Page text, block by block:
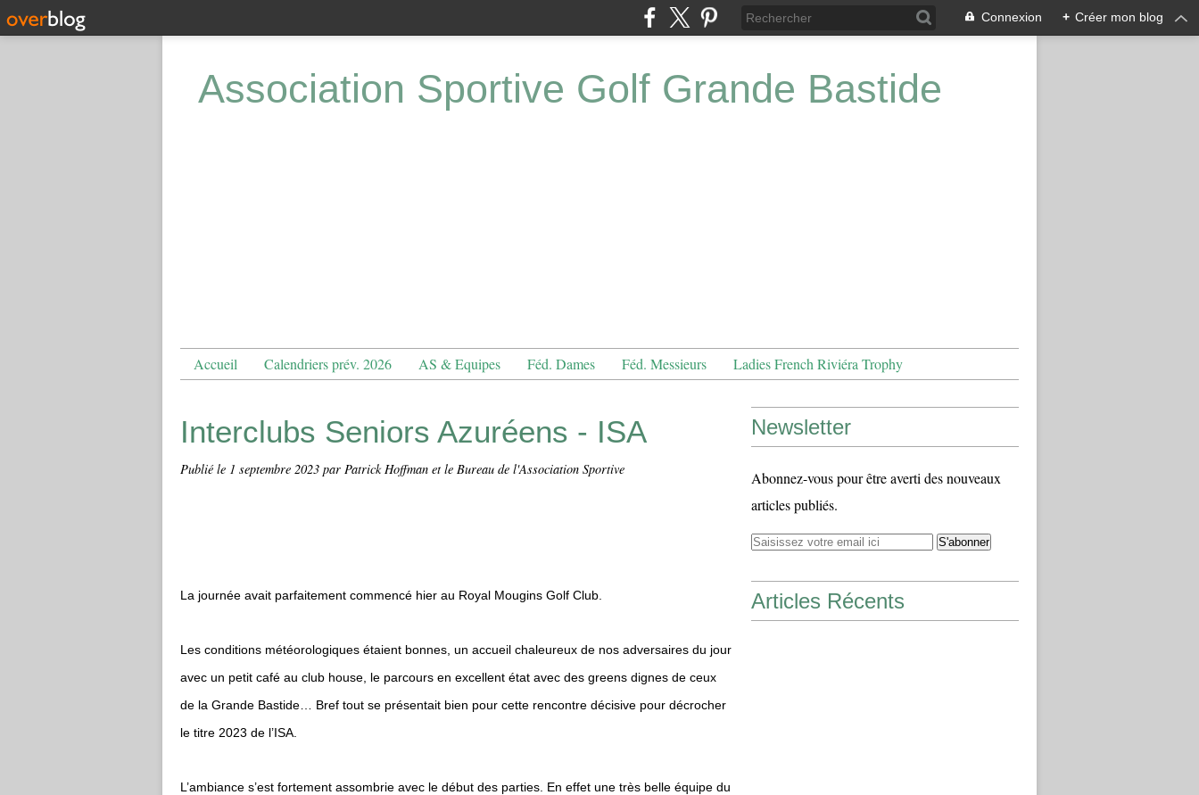
Connexion + Créer mon blog
Association Sportive Golf Grande Bastide
Accueil Calendriers prév. 2026 AS & Equipes Féd. Dames Féd. Messieurs Ladies French Riviéra Trophy
Interclubs Seniors Azuréens - ISA
Publié le 1 septembre 2023 par Patrick Hoffman et le Bureau de l'Association Sportive
La journée avait parfaitement commencé hier au Royal Mougins Golf Club.
Les conditions météorologiques étaient bonnes, un accueil chaleureux de nos adversaires du jour
avec un petit café au club house, le parcours en excellent état avec des greens dignes de ceux
de la Grande Bastide… Bref tout se présentait bien pour cette rencontre décisive pour décrocher
le titre 2023 de l’ISA.
L’ambiance s’est fortement assombrie avec le début des parties. En effet une très belle équipe du
Newsletter
Abonnez-vous pour être averti des nouveaux
articles publiés.
Articles Récents